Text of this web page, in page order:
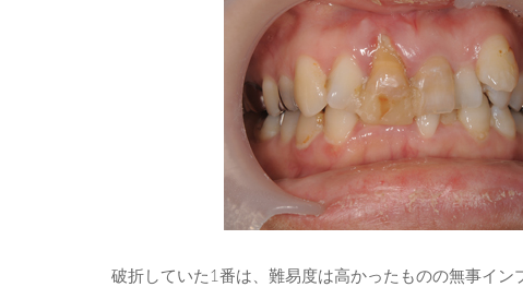
破折していた1番は、難易度は高かったものの無事イ